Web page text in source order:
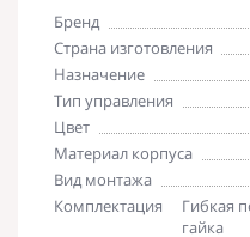
Бренд
Страна изготовления
Назначение
Тип управления
Цвет
Материал корпуса
Вид монтажа
Комплектация
Гибкая
гайка